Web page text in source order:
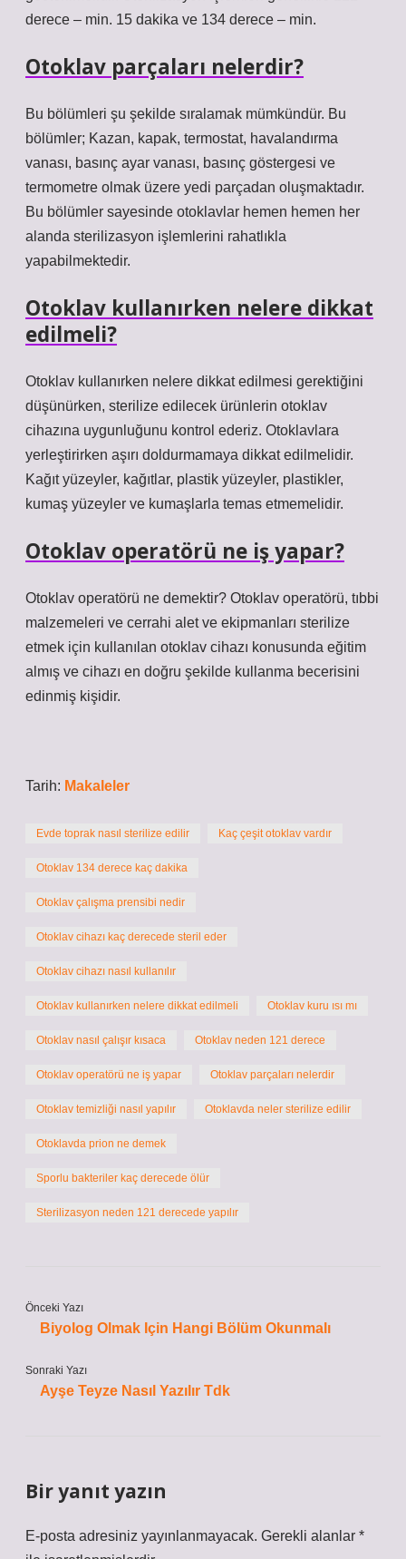
derece – min. 15 dakika ve 134 derece – min.
Otoklav parçaları nelerdir?
Bu bölümleri şu şekilde sıralamak mümkündür. Bu
bölümler; Kazan, kapak, termostat, havalandırma
vanası, basınç ayar vanası, basınç göstergesi ve
termometre olmak üzere yedi parçadan oluşmaktadır.
Bu bölümler sayesinde otoklavlar hemen hemen her
alanda sterilizasyon işlemlerini rahatlıkla
yapabilmektedir.
Otoklav kullanırken nelere dikkat
edilmeli?
Otoklav kullanırken nelere dikkat edilmesi gerektiğini
düşünürken, sterilize edilecek ürünlerin otoklav
cihazına uygunluğunu kontrol ederiz. Otoklavlara
yerleştirirken aşırı doldurmamaya dikkat edilmelidir.
Kağıt yüzeyler, kağıtlar, plastik yüzeyler, plastikler,
kumaş yüzeyler ve kumaşlarla temas etmemelidir.
Otoklav operatörü ne iş yapar?
Otoklav operatörü ne demektir? Otoklav operatörü, tıbbi
malzemeleri ve cerrahi alet ve ekipmanları sterilize
etmek için kullanılan otoklav cihazı konusunda eğitim
almış ve cihazı en doğru şekilde kullanma becerisini
edinmiş kişidir.
Tarih: Makaleler
Evde toprak nasıl sterilize edilir Kaç çeşit otoklav vardır
Otoklav 134 derece kaç dakika
Otoklav çalışma prensibi nedir
Otoklav cihazı kaç derecede steril eder
Otoklav cihazı nasıl kullanılır
Otoklav kullanırken nelere dikkat edilmeli Otoklav kuru ısı mı
Otoklav nasıl çalışır kısaca Otoklav neden 121 derece
Otoklav operatörü ne iş yapar Otoklav parçaları nelerdir
Otoklav temizliği nasıl yapılır Otoklavda neler sterilize edilir
Otoklavda prion ne demek
Sporlu bakteriler kaç derecede ölür
Sterilizasyon neden 121 derecede yapılır
Önceki Yazı
Biyolog Olmak Için Hangi Bölüm Okunmalı
Sonraki Yazı
Ayşe Teyze Nasıl Yazılır Tdk
Bir yanıt yazın
E-posta adresiniz yayınlanmayacak. Gerekli alanlar *